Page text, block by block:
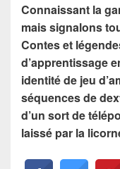
Connaissant la
mais signalons
Contes et
d’apprentissage
identité de jeu
séquences de
d’un sort de
laissé par la